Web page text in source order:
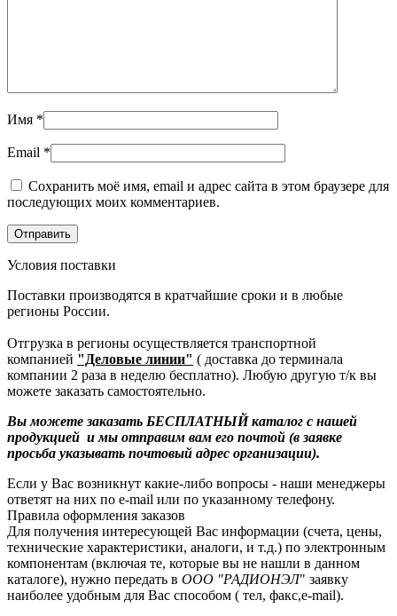
Имя *
Email *
Сохранить моё имя, email и адрес сайта в этом браузере для
последующих моих комментариев.
Условия поставки
Поставки производятся в кратчайшие сроки и в любые
регионы России.
Отгрузка в регионы осуществляется транспортной
компанией "Деловые линии" ( доставка до терминала
компании 2 раза в неделю бесплатно). Любую другую т/к вы
можете заказать самостоятельно.
Вы можете заказать БЕСПЛАТНЫЙ каталог с нашей
продукцией и мы отправим вам его почтой (в заявке
просьба указывать почтовый адрес организации).
Если у Вас возникнут какие-либо вопросы - наши менеджеры
ответят на них по e-mail или по указанному телефону.
Правила оформления заказов
Для получения интересующей Вас информации (счета, цены,
технические характеристики, аналоги, и т.д.) по электронным
компонентам (включая те, которые вы не нашли в данном
каталоге), нужно передать в ООО "РАДИОНЭЛ" заявку
наиболее удобным для Вас способом ( тел, факс,e-mail).